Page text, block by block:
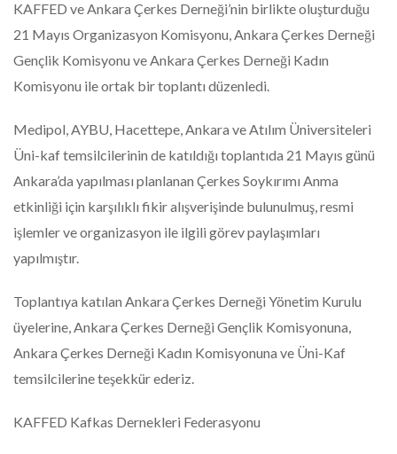
KAFFED ve Ankara Çerkes Derneği’nin birlikte oluşturduğu
21 Mayıs Organizasyon Komisyonu, Ankara Çerkes Derneği
Gençlik Komisyonu ve Ankara Çerkes Derneği Kadın
Komisyonu ile ortak bir toplantı düzenledi.
Medipol, AYBU, Hacettepe, Ankara ve Atılım Üniversiteleri
Üni-kaf temsilcilerinin de katıldığı toplantıda 21 Mayıs günü
Ankara’da yapılması planlanan Çerkes Soykırımı Anma
etkinliği için karşılıklı fikir alışverişinde bulunulmuş, resmi
işlemler ve organizasyon ile ilgili görev paylaşımları
yapılmıştır.
Toplantıya katılan Ankara Çerkes Derneği Yönetim Kurulu
üyelerine, Ankara Çerkes Derneği Gençlik Komisyonuna,
Ankara Çerkes Derneği Kadın Komisyonuna ve Üni-Kaf
temsilcilerine teşekkür ederiz.
KAFFED Kafkas Dernekleri Federasyonu